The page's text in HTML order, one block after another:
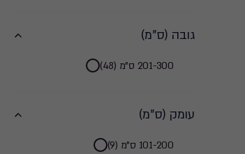
גובה (ס"מ)
גובה
(ס"מ)
filter
201-300 ס"מ (48)
עומק (ס"מ)
101-200 ס"מ (9)